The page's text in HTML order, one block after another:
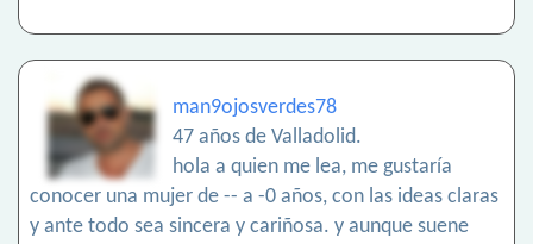
man9ojosverdes78
47 años de Valladolid.
hola a quien me lea, me gustaría
conocer una mujer de -- a -0 años, con las ideas claras
y ante todo sea sincera y cariñosa. y aunque suene